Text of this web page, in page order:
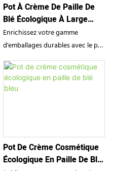
Pot À Crème De Paille De
Blé Écologique À Large
Ouverture
Enrichissez votre gamme
d'emballages durables avec le pot
à crème écologique SampoX en
paille de blé. Fabriqué à partir
d'un mélange de 30 % de paille de
assortie et d'une authentique
finition mouchetée, assurant une
conservation optimale de la
Pot De Crème Cosmétique
Écologique En Paille De Blé